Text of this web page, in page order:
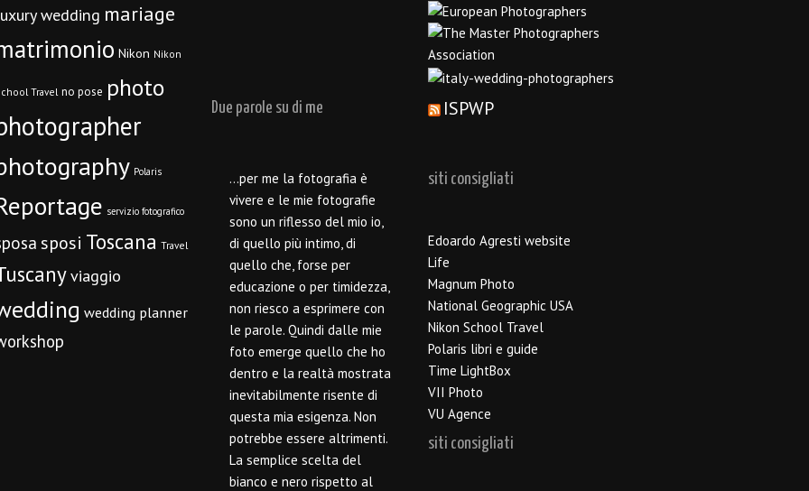
wedding mariage
Nikon Nikon
Travel no pose photo
Polaris
servizio fotografico
sposi Toscana Travel
viaggio
wedding planner
Due parole su di me
…per me la fotografia è
vivere e le mie fotografie
sono un riflesso del mio io,
di quello più intimo, di
quello che, forse per
educazione o per timidezza,
non riesco a esprimere con
le parole. Quindi dalle mie
foto emerge quello che ho
dentro e la realtà mostrata
inevitabilmente risente di
questa mia esigenza. Non
potrebbe essere altrimenti.
La semplice scelta del
bianco e nero rispetto al
ISPWP
siti consigliati
Edoardo Agresti website
Life
Magnum Photo
National Geographic USA
Nikon School Travel
Polaris libri e guide
Time LightBox
VII Photo
VU Agence
siti consigliati